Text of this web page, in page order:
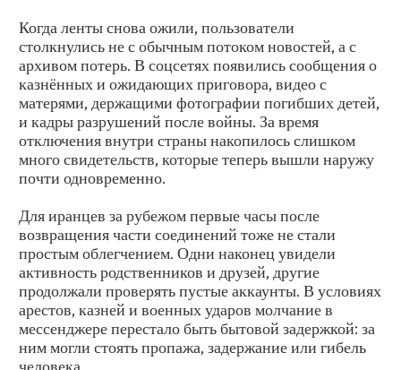
Когда ленты снова ожили, пользователи
столкнулись не с обычным потоком новостей, а с
архивом потерь. В соцсетях появились сообщения о
казнённых и ожидающих приговора, видео с
матерями, держащими фотографии погибших детей,
и кадры разрушений после войны. За время
отключения внутри страны накопилось слишком
много свидетельств, которые теперь вышли наружу
почти одновременно.
Для иранцев за рубежом первые часы после
возвращения части соединений тоже не стали
простым облегчением. Одни наконец увидели
активность родственников и друзей, другие
продолжали проверять пустые аккаунты. В условиях
арестов, казней и военных ударов молчание в
мессенджере перестало быть бытовой задержкой: за
ним могли стоять пропажа, задержание или гибель
человека.